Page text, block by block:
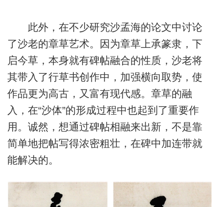
此外，在不少研究沙孟海的论文中讨论
了沙老的章草艺术。因为章草上承篆隶，下
启今草，本身就有碑帖融合的性质，沙老将
其带入了行草书创作中，加强横向取势，使
作品更为高古，又富有现代感。章草的融
入，在“沙体”的形成过程中也起到了重要作
用。诚然，想通过碑帖相融来出新，不是靠
简单地把帖写得浓密粗壮，在碑中加连带就
能解决的。